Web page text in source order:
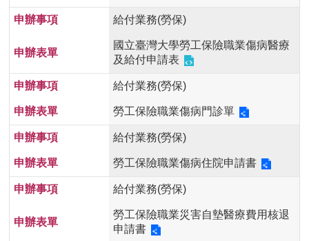
給付業務(勞保)
國立臺灣大學勞工保險職業傷病醫療
及給付申請表
給付業務(勞保)
勞工保險職業傷病門診單
給付業務(勞保)
勞工保險職業傷病住院申請書
給付業務(勞保)
勞工保險職業災害自墊醫療費用核退
申請書